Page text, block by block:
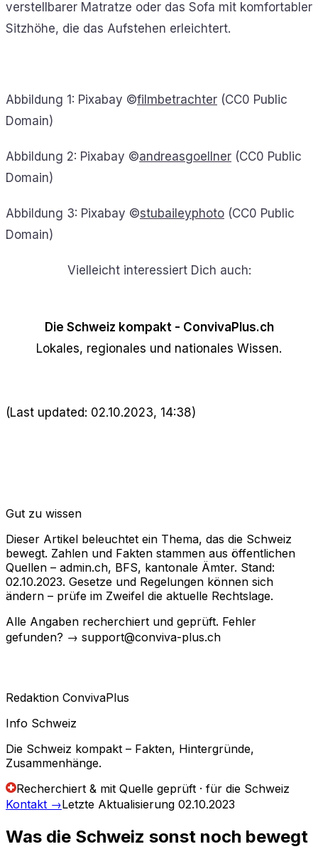
verstellbarer Matratze oder das Sofa mit komfortabler
Sitzhöhe, die das Aufstehen erleichtert.
Abbildung 1: Pixabay ©filmbetrachter (CC0 Public
Domain)
Abbildung 2: Pixabay ©andreasgoellner (CC0 Public
Domain)
Abbildung 3: Pixabay ©stubaileyphoto (CC0 Public
Domain)
Vielleicht interessiert Dich auch:
Die Schweiz kompakt - ConvivaPlus.ch
Lokales, regionales und nationales Wissen.
(Last updated: 02.10.2023, 14:38)
Gut zu wissen
Dieser Artikel beleuchtet ein Thema, das die Schweiz
bewegt. Zahlen und Fakten stammen aus öffentlichen
Quellen – admin.ch, BFS, kantonale Ämter. Stand:
02.10.2023. Gesetze und Regelungen können sich
ändern – prüfe im Zweifel die aktuelle Rechtslage.
Alle Angaben recherchiert und geprüft. Fehler
gefunden? → support@conviva-plus.ch
Redaktion ConvivaPlus
Info Schweiz
Die Schweiz kompakt – Fakten, Hintergründe,
Zusammenhänge.
Recherchiert & mit Quelle geprüft · für die Schweiz
Kontakt →Letzte Aktualisierung 02.10.2023
Was die Schweiz sonst noch bewegt